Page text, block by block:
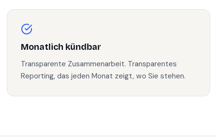
Monatlich kündbar
Transparente Zusammenarbeit. Transparentes
Reporting, das jeden Monat zeigt, wo Sie stehen.